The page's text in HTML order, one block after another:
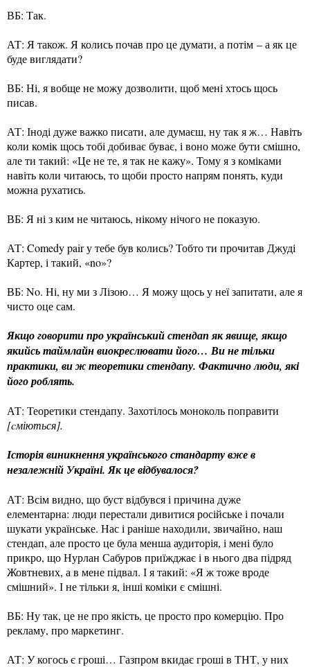
ВБ: Так.
АТ: Я також. Я колись почав про це думати, а потім – а як це
буде виглядати?
ВБ: Ні, я вобще не можу дозволити, щоб мені хтось щось
писав.
АТ: Іноді дуже важко писати, але думаєш, ну так я ж… Навіть
коли комік щось тобі добиває буває, і воно може бути смішно,
але ти такий: «Це не те, я так не кажу». Тому я з коміками
навіть коли читаюсь, то щоби просто напрям понять, куди
можна рухатись.
ВБ: Я ні з ким не читаюсь, нікому нічого не показую.
АТ: Comedy pair у тебе був колись? Тобто ти прочитав Джуді
Картер, і такий, «no»?
ВБ: No. Ні, ну ми з Лізою… Я можу щось у неї запитати, але я
чисто оце сам.
Якщо говорити про український стендап як явище, якщо
якийсь таймлайн виокреслювати його… Ви не тільки
практики, ви ж теоретики стендапу. Фактично люди, які
його роблять.
АТ: Теоретики стендапу. Захотілось мoноколь поправити
[cміються].
Історія виникнення українського стандарту вже в
незалежній Україні. Як це відбувалося?
АТ: Всім видно, що буст відбувся і причина дуже
елементарна: люди перестали дивитися російське і почали
шукати українське. Нас і раніше находили, звичайно, наш
стендап, але просто це була менша аудиторія, і мені було
прикро, що Нурлан Сабуров приїжджає і в нього два підряд
Жовтневих, а в мене підвал. І я такий: «Я ж тоже вроде
смішний». І не тільки я, інші коміки є смішні.
ВБ: Ну так, це не про якість, це просто про комерцію. Про
рекламу, про маркетинг.
АТ: У когось є гроші… Газпром вкидає гроші в ТНТ, у них